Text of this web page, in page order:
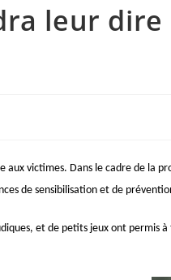
leur
victimes. Dans le cadre de la
de sensibilisation et de
et de petits jeux ont permis à